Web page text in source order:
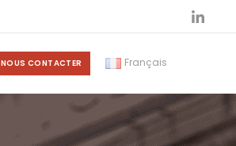
NOUS CONTACTER Français